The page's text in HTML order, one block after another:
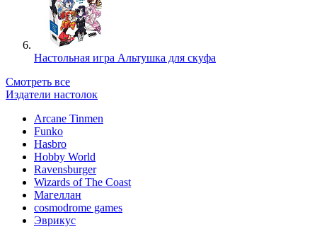
Настольная игра Альтушка для скуфа
Смотреть все
Издатели настолок
Arcane Tinmen
Funko
Hasbro
Hobby World
Ravensburger
Wizards of The Coast
Магеллан
сosmodrome games
Эврикус